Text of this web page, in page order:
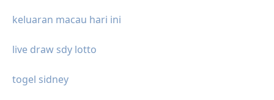
keluaran macau hari ini
live draw sdy lotto
togel sidney